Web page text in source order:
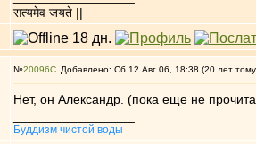
सत्यमेव जयते ||
№20096 Добавлено: Сб 12 Авг 06, 18:38 (20 лет
Нет, он Александр. (пока еще не
Буддизм чистой воды